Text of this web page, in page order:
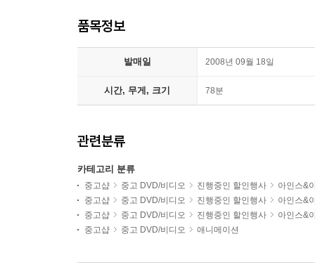
품목정보
발매일 2008년 09월 18일
시간, 무게, 크기 78분
관련분류
카테고리 분류
중고샵 중고 DVD/비디오 진행중인 할인행사
아인스&
중고샵
중고 DVD/비디오 진행중인 할인행사
아인스&
중고샵
중고 DVD/비디오 진행중인 할인행사
아인스&
중고샵
중고 DVD/비디오 애니메이션